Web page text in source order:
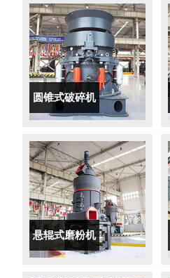
圆锥式破碎机
悬辊式磨粉机